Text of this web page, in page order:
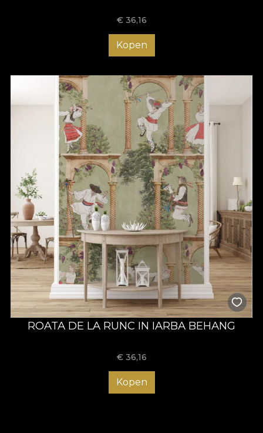
nevoia unei schimbări, fără a fi necesare proceduri anevoioase.
Comandă chiar acum tapetul rezistent la apă și oferă băii tale o
€ 36,16
Kopen
ROATA DE LA RUNC IN IARBA BEHANG
€ 36,16
Kopen